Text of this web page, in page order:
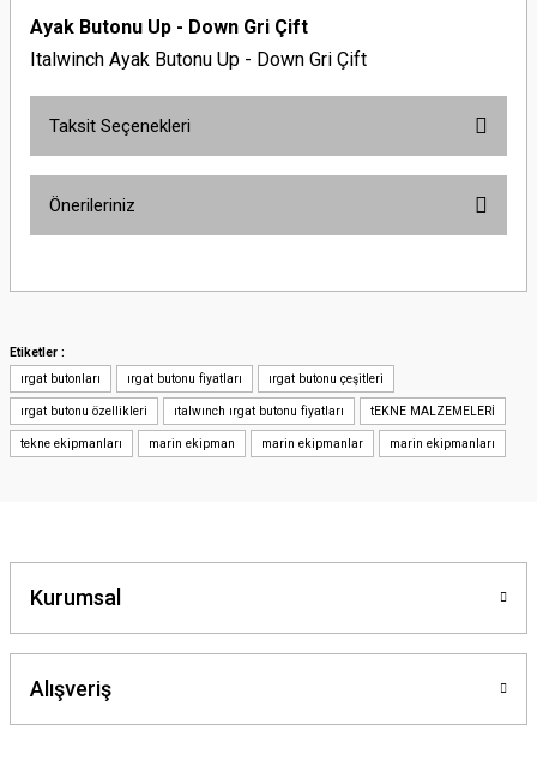
Ayak Butonu Up - Down Gri Çift
Italwinch Ayak Butonu Up - Down Gri Çift
Taksit Seçenekleri
Önerileriniz
yetersiz gördüğünüz noktaları öneri formunu kullanarak tarafımıza
Ürün resmi kalitesiz, bozuk veya görüntülenemiyor.
Ürün açıklamasında eksik bilgiler bulunuyor.
Ürün bilgilerinde hatalar bulunuyor.
Etiketler :
ırgat butonları
ırgat butonu fiyatları ırgat butonu çeşitleri
ırgat butonu özellikleri ıtalwınch ırgat butonu fiyatları tEKNE MALZEMELERİ
tekne ekipmanları marin ekipman marin ekipmanlar marin ekipmanları
Kurumsal
Alışveriş